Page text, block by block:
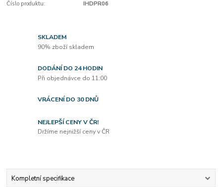
Číslo produktu: IHDPR06
SKLADEM
90% zboží skladem
DODÁNÍ DO 24 HODIN
Při objednávce do 11:00
VRÁCENÍ DO 30 DNŮ
NEJLEPŠÍ CENY V ČR!
Držíme nejnižší ceny v ČR
Kompletní specifikace